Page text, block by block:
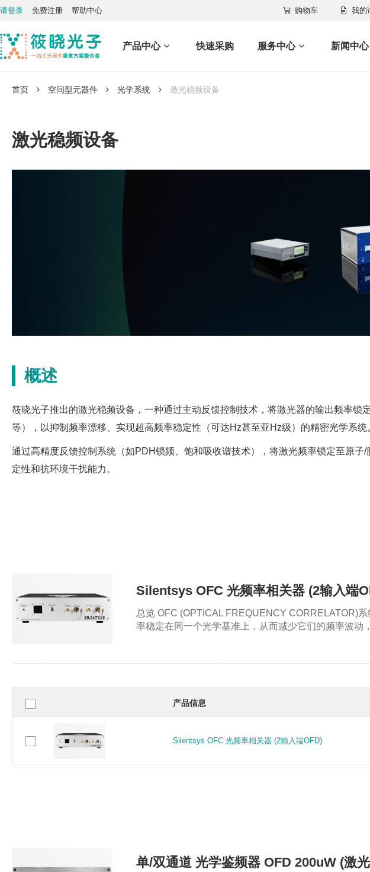
请登录 免费注册 帮助中心 购物车 我的
产品中心 快速采购 服务中心 新闻中心
首页 空间型元器件 光学系统 激光稳频设备
激光稳频设备
概述
筱晓光子推出的激光稳频设备，一种通过主动反馈控制技术，将激光器的输出频率锁
等），以抑制频率漂移、实现超高频率稳定性（可达Hz甚至亚Hz级）的精密光学系统
通过高精度反馈控制系统（如PDH锁频、饱和吸收谱技术），将激光频率锁定至原
定性和抗环境干扰能力。
Silentsys OFC 光频率相关器 (2输入端
总览 OFC (OPTICAL FREQUENCY CORRELATOR)
率稳定在同一个光学基准上，从而减少它们的频率波动
产品信息
Silentsys OFC 光频率相关器 (2输入端OFD)
Silentsys OFC 光频率相关器 (2输入端OFD)
单/双通道 光学鉴频器 OFD 200uW (激